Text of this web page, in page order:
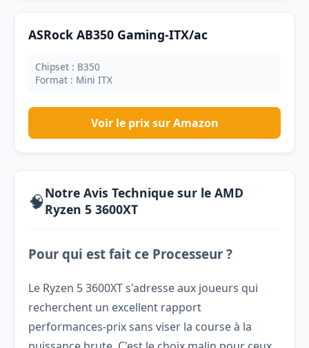
ASRock AB350 Gaming-ITX/ac
Chipset : B350
Format : Mini ITX
Voir le prix sur Amazon
🧠Notre Avis Technique sur le AMD
Ryzen 5 3600XT
Pour qui est fait ce Processeur ?
Le Ryzen 5 3600XT s'adresse aux joueurs qui
recherchent un excellent rapport
performances-prix sans viser la course à la